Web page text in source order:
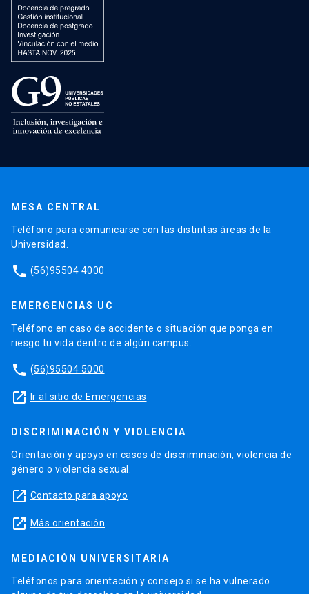
MESA CENTRAL
Teléfono para comunicarse con las distintas áreas de la
Universidad.
phone (56)95504 4000
EMERGENCIAS UC
Teléfono en caso de accidente o situación que ponga en
riesgo tu vida dentro de algún campus.
phone (56)95504 5000
launch Ir al sitio de Emergencias
DISCRIMINACIÓN Y VIOLENCIA
Orientación y apoyo en casos de discriminación, violencia de
género o violencia sexual.
launch Contacto para apoyo
launch Más orientación
MEDIACIÓN UNIVERSITARIA
Teléfonos para orientación y consejo si se ha vulnerado